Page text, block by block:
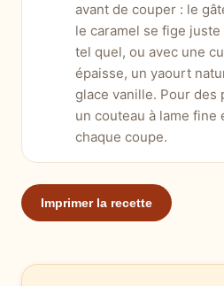
avant de couper : le
le caramel se fige juste
tel quel, ou avec une
épaisse, un yaourt
glace vanille. Pour
un couteau à lame
chaque coupe.
Imprimer la recette